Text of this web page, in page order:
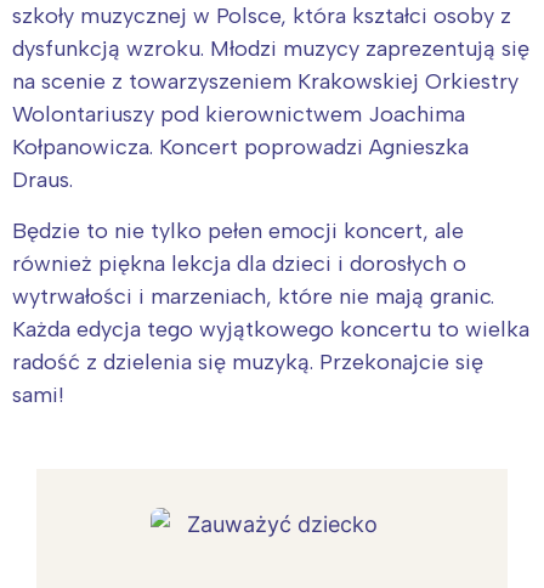
szkoły muzycznej w Polsce, która kształci osoby z
dysfunkcją wzroku. Młodzi muzycy zaprezentują się
na scenie z towarzyszeniem Krakowskiej Orkiestry
Wolontariuszy pod kierownictwem Joachima
Kołpanowicza. Koncert poprowadzi Agnieszka
Draus.
Będzie to nie tylko pełen emocji koncert, ale
również piękna lekcja dla dzieci i dorosłych o
wytrwałości i marzeniach, które nie mają granic.
Każda edycja tego wyjątkowego koncertu to wielka
radość z dzielenia się muzyką. Przekonajcie się
sami!